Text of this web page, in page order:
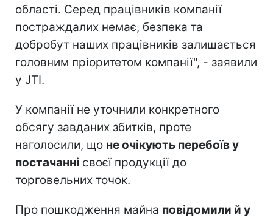
області. Серед працівників компанії
постраждалих немає, безпека та
добробут наших працівників залишається
головним пріоритетом компанії", - заявили
у JTI.
У компанії не уточнили конкретного
обсягу завданих збитків, проте
наголосили, що не очікують перебоїв у
постачанні своєї продукції до
торговельних точок.
Про пошкодження майна повідомили й у